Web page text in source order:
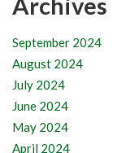
September 2024
August 2024
July 2024
June 2024
May 2024
April 2024